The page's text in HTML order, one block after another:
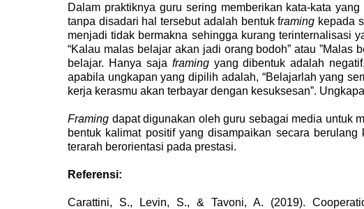
Dalam praktiknya guru sering memberikan kata-kata
tanpa disadari hal tersebut adalah bentuk framing kepada
menjadi tidak bermakna sehingga kurang terinternalisasi
“Kalau malas belajar akan jadi orang bodoh” atau
belajar. Hanya saja framingyang dibentuk adalah
apabila ungkapan yang dipilih adalah, “Belajarlah yang
kerja kerasmu akan terbayar dengan kesuksesan”.
Framing dapat digunakan oleh guru sebagai media untuk
bentuk kalimat positif yang disampaikan secara
terarah berorientasi pada prestasi.
Referensi:
Carattini, S., Levin, S., & Tavoni, A. (2019).